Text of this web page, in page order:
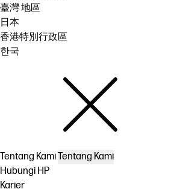
臺灣 地區
日本
香港特別行政區
한국
Tentang KamiTentang Kami
Hubungi HP
Karier